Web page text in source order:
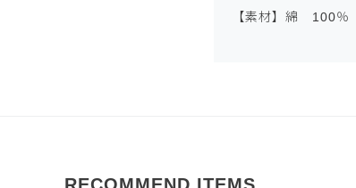
【素材】綿 100％